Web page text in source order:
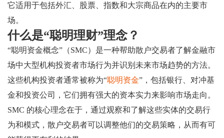
它适用于包括外汇、股票、指数和大宗商品在内的主要市
场。
什么是“聪明理财”理念？
“聪明资金概念”（SMC）是一种帮助散户交易者了解金融市
场中大型机构投资者市场行为并识别未来市场趋势的方法。
这些机构投资者通常被称为“聪明资金”，包括银行、对冲基
金和投资公司，它们拥有强大的资本实力来影响市场走向。
SMC 的核心理念在于，通过观察和了解这些实体的交易行
为和模式，散户交易者可以调整他们的交易策略，从而有可